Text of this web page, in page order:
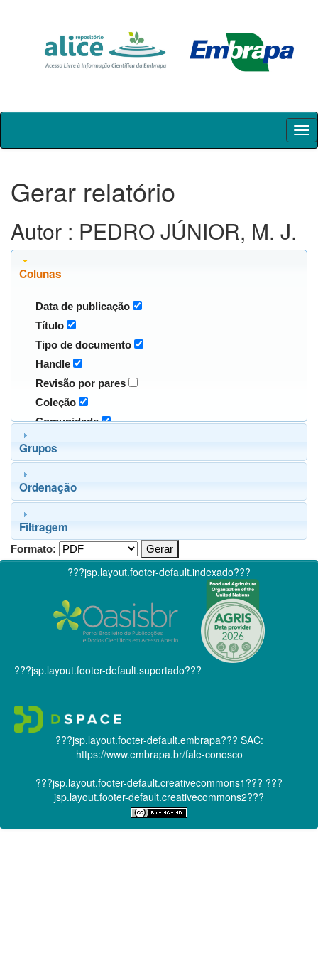
Skip
Gerar relatório
Autor : PEDRO JÚNIOR, M. J.
Colunas
Data de publicação
Título
Tipo de documento
Handle
Revisão por pares
Coleção
Comunidade
Grupos
Ordenação
Filtragem
Formato:
???jsp.layout.footer-default.indexado???
???jsp.layout.footer-default.suportado???
???jsp.layout.footer-default.embrapa??? SAC:
https://www.embrapa.br/fale-conosco
???jsp.layout.footer-default.creativecommons1??? ???
jsp.layout.footer-default.creativecommons2???